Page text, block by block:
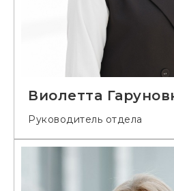
Виолетта
Руководитель отдела